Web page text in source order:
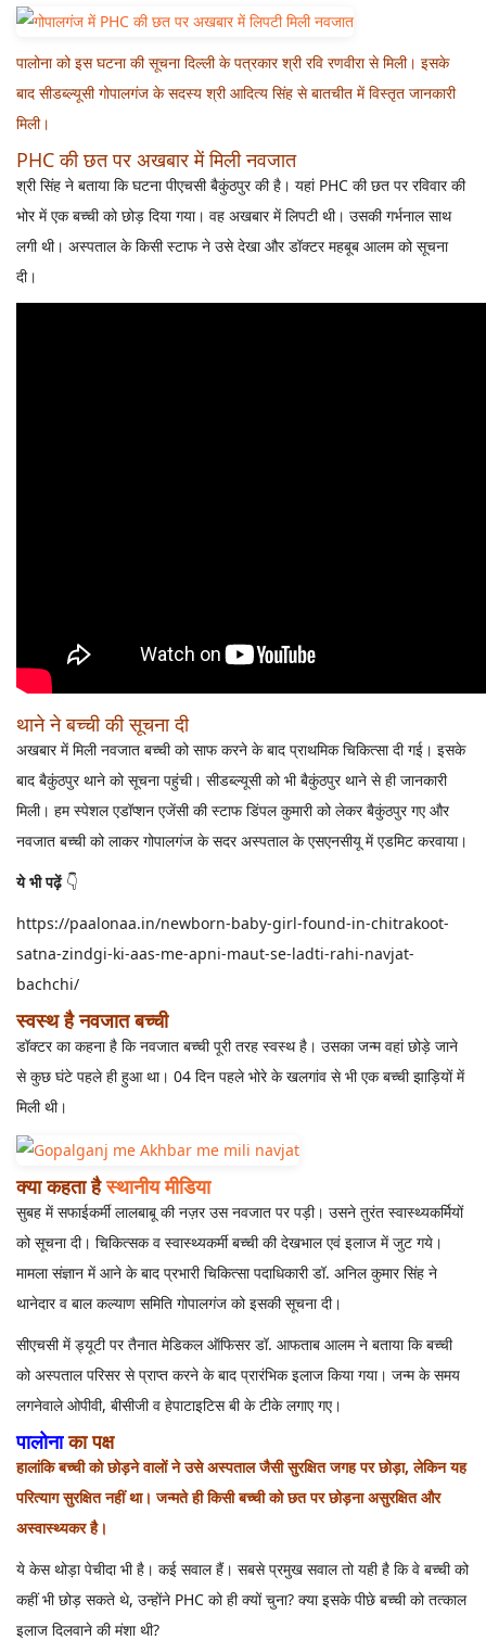
पालोना को इस घटना की सूचना दिल्ली के पत्रकार श्री रवि रणवीरा से मिली। इसके
बाद सीडब्ल्यूसी गोपालगंज के सदस्य श्री आदित्य सिंह से बातचीत में विस्तृत जानकारी
मिली।
PHC की छत पर अखबार में मिली नवजात
श्री सिंह ने बताया कि घटना पीएचसी बैकुंठपुर की है। यहां PHC की छत पर रविवार की
भोर में एक बच्ची को छोड़ दिया गया। वह अखबार में लिपटी थी। उसकी गर्भनाल साथ
लगी थी। अस्पताल के किसी स्टाफ ने उसे देखा और डॉक्टर महबूब आलम को सूचना
दी।
थाने ने बच्ची की सूचना दी
अखबार में मिली नवजात बच्ची को साफ करने के बाद प्राथमिक चिकित्सा दी गई। इसके
बाद बैकुंठपुर थाने को सूचना पहुंची। सीडब्ल्यूसी को भी बैकुंठपुर थाने से ही जानकारी
मिली। हम स्पेशल एडॉप्शन एजेंसी की स्टाफ डिंपल कुमारी को लेकर बैकुंठपुर गए और
नवजात बच्ची को लाकर गोपालगंज के सदर अस्पताल के एसएनसीयू में एडमिट करवाया।
ये भी पढ़ें👇
https://paalonaa.in/newborn-baby-girl-found-in-chitrakoot-
satna-zindgi-ki-aas-me-apni-maut-se-ladti-rahi-navjat-
bachchi/
स्वस्थ है नवजात बच्ची
डॉक्टर का कहना है कि नवजात बच्ची पूरी तरह स्वस्थ है। उसका जन्म वहां छोड़े जाने
से कुछ घंटे पहले ही हुआ था। 04 दिन पहले भोरे के खलगांव से भी एक बच्ची झाड़ियों में
मिली थी।
क्या कहता हैस्थानीय मीडिया
सुबह में सफाईकर्मी लालबाबू की नज़र उस नवजात पर पड़ी। उसने तुरंत स्वास्थ्यकर्मियों
को सूचना दी। चिकित्सक व स्वास्थ्यकर्मी बच्ची की देखभाल एवं इलाज में जुट गये।
मामला संज्ञान में आने के बाद प्रभारी चिकित्सा पदाधिकारी डॉ. अनिल कुमार सिंह ने
थानेदार व बाल कल्याण समिति गोपालगंज को इसकी सूचना दी।
सीएचसी में ड्यूटी पर तैनात मेडिकल ऑफिसर डॉ. आफताब आलम ने बताया कि बच्ची
को अस्पताल परिसर से प्राप्त करने के बाद प्रारंभिक इलाज किया गया। जन्म के समय
लगनेवाले ओपीवी, बीसीजी व हेपाटाइटिस बी के टीके लगाए गए।
पालोनाका पक्ष
हालांकि बच्ची को छोड़ने वालों ने उसे अस्पताल जैसी सुरक्षित जगह पर छोड़ा, लेकिन यह
परित्याग सुरक्षित नहीं था। जन्मते ही किसी बच्ची को छत पर छोड़ना असुरक्षित और
अस्वास्थ्यकर है।
ये केस थोड़ा पेचीदा भी है। कई सवाल हैं। सबसे प्रमुख सवाल तो यही है कि वे बच्ची को
कहीं भी छोड़ सकते थे, उन्होंने PHC को ही क्यों चुना? क्या इसके पीछे बच्ची को तत्काल
इलाज दिलवाने की मंशा थी?